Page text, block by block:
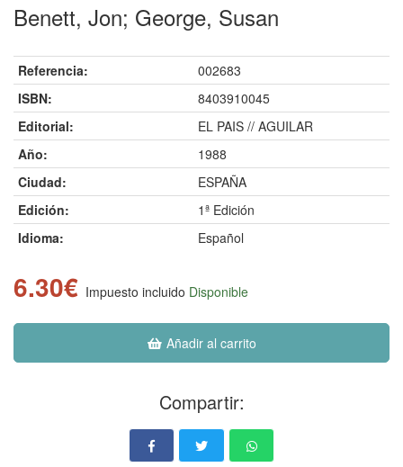
Benett, Jon; George, Susan
Referencia:
002683
ISBN:
8403910045
Editorial:
EL PAIS // AGUILAR
Año:
1988
Ciudad:
ESPAÑA
Edición:
1ª Edición
Idioma:
Español
6.30€ Impuesto incluido Disponible
Añadir al carrito
Compartir: